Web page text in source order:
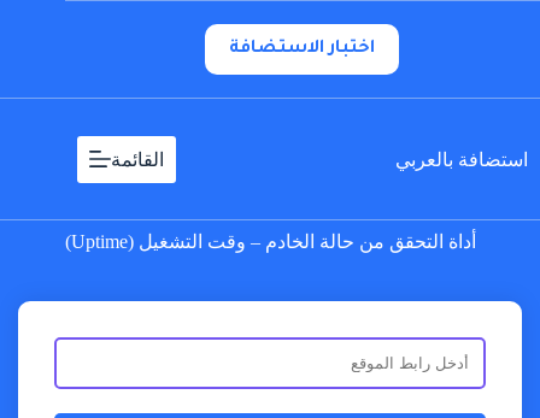
اختبار الاستضافة
استضافة بالعربي القائمة
أداة التحقق من حالة الخادم – وقت التشغيل (Uptime)